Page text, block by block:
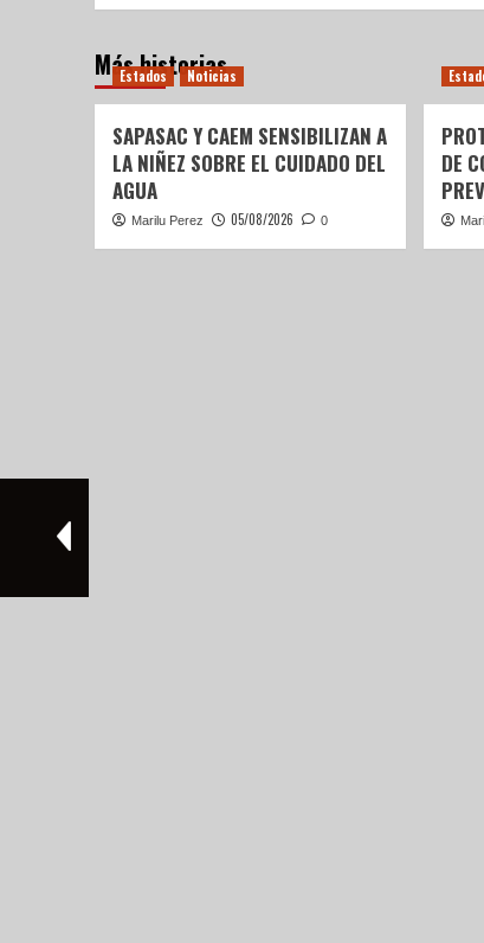
Más historias
Estados Noticias
SAPASAC Y CAEM SENSIBILIZAN A
LA NIÑEZ SOBRE EL CUIDADO DEL
AGUA
Marilu Perez 05/08/2026 0
DE